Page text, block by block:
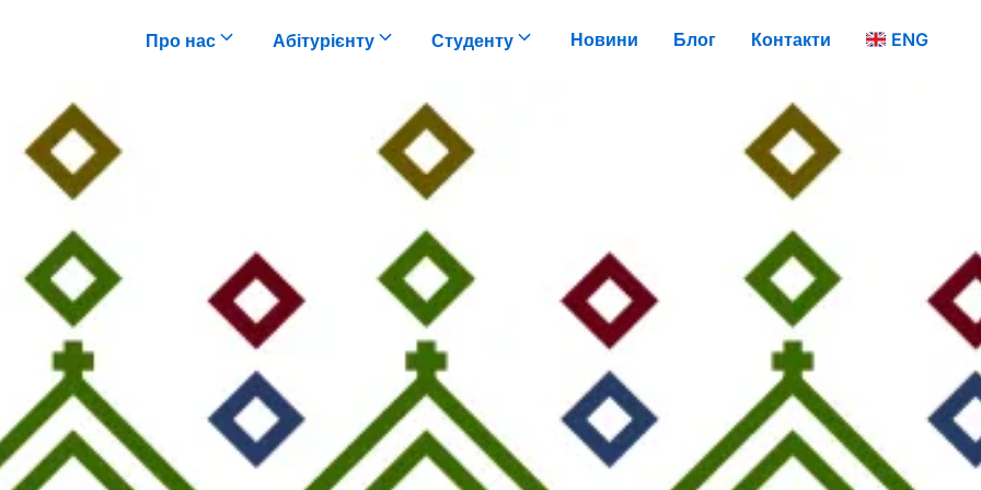
Про нас Абітурієнту Студенту Новини Блог Контакти ENG